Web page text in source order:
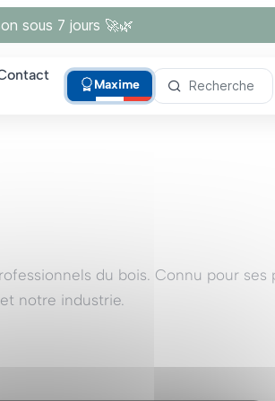
sous 7 jours 🚀🌿
Maxime Recherche
du bois. Connu pour ses
notre industrie.